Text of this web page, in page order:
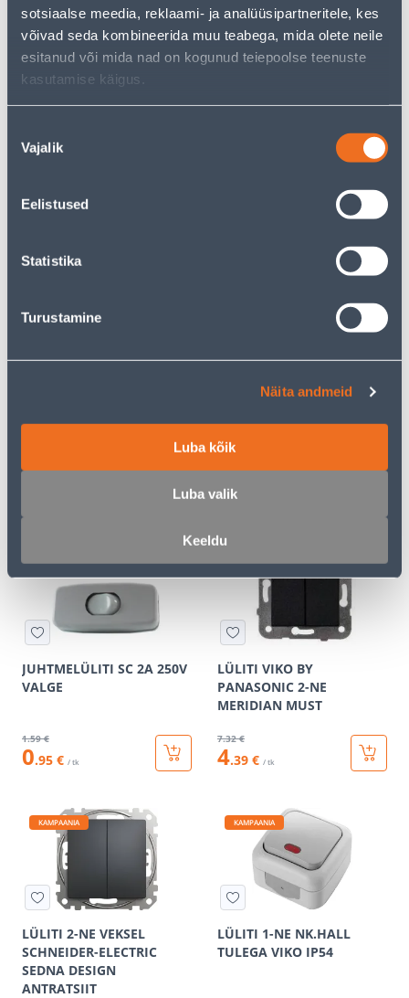
sotsiaalse meedia, reklaami- ja analüüsipartneritele, kes
võivad seda kombineerida muu teabega, mida olete neile
esitanud või mida nad on kogunud teiepoolse teenuste
kasutamise käigus.
valik
Vajalik
Eelistused
Statistika
Turustamine
Näita andmeid
Luba kõik
Luba valik
Keeldu
LÜLITI SÜV 1-NE
KOMPLEKTNE CARMEN VI-
3.86 €
LÜLITI 1-NE VEKSEL VERA
1000/2000W 360º VALGE
ÕHUKE INFRAPUNA IP20
13.32 €
VEKSELLÜLITI SÜV VALGE
ASFORA
3.72 €
2.23 €
JUHTMELÜLITI SC 2A 250V
VALGE
1.59 €
0.95 € / tk
LÜLITI VIKO BY
PANASONIC 2-NE
MERIDIAN MUST
7.32 €
4.39 € / tk
KAMPAANIA
LÜLITI 2-NE VEKSEL
SCHNEIDER-ELECTRIC
SEDNA DESIGN
ANTRATSIIT
KAMPAANIA
LÜLITI 1-NE NK.HALL
TULEGA VIKO IP54